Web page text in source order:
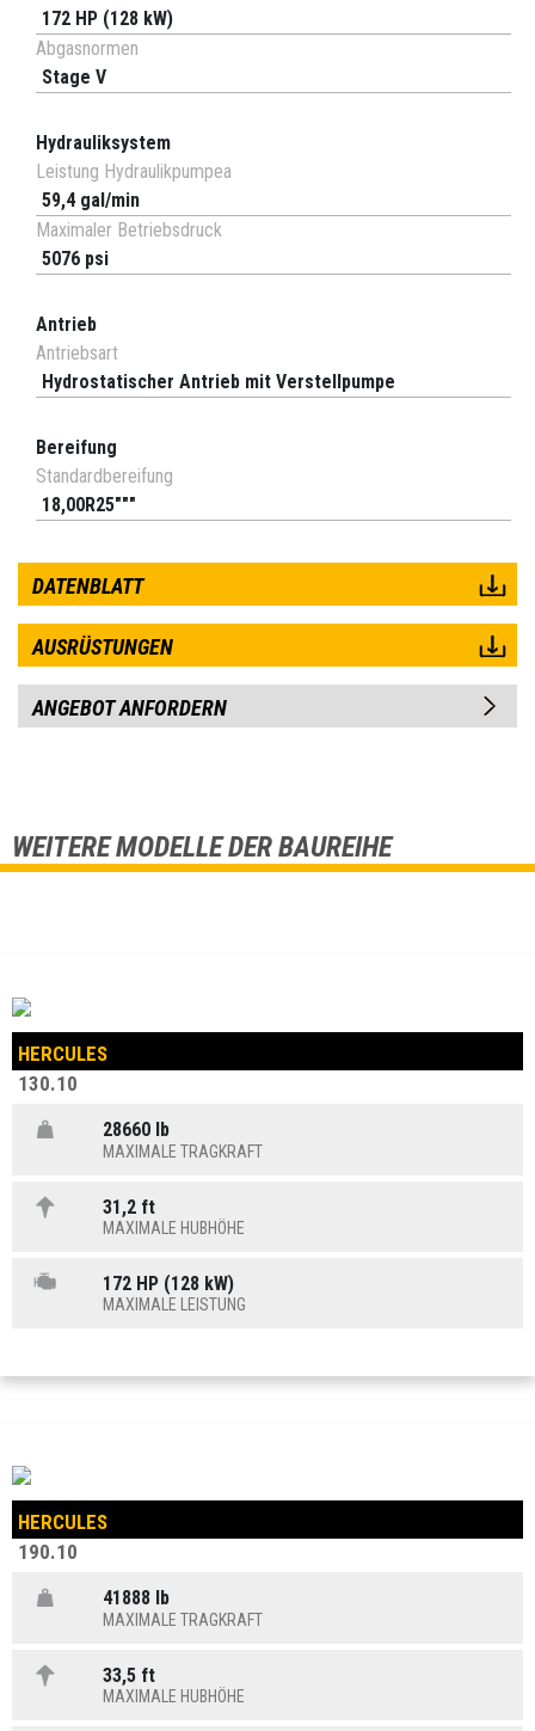
172 HP (128 kW)
Abgasnormen
Stage V
Hydrauliksystem
Leistung Hydraulikpumpea
59,4 gal/min
Maximaler Betriebsdruck
5076 psi
Antrieb
Antriebsart
Hydrostatischer Antrieb mit Verstellpumpe
Bereifung
Standardbereifung
18,00R25"""
DATENBLATT
AUSRÜSTUNGEN
ANGEBOT ANFORDERN
WEITERE MODELLE DER BAUREIHE
HERCULES
130.10
28660 lb
MAXIMALE TRAGKRAFT
31,2 ft
MAXIMALE HUBHÖHE
172 HP (128 kW)
MAXIMALE LEISTUNG
HERCULES
190.10
41888 lb
MAXIMALE TRAGKRAFT
33,5 ft
MAXIMALE HUBHÖHE